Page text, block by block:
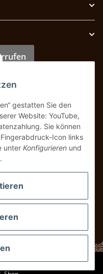
Versand
gestatten Sie den
Website: YouTube,
Sie können
Icon links
unter Konfigurieren und
.